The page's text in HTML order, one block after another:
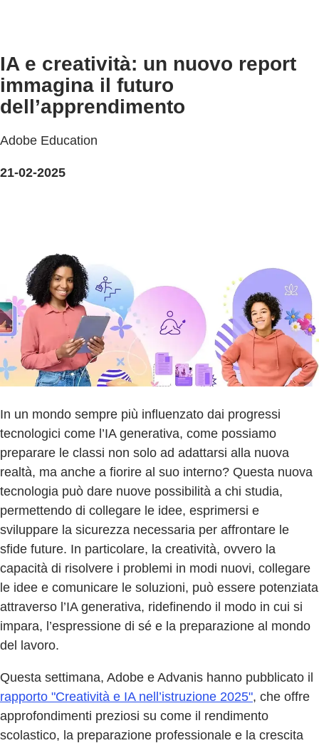
IA e creatività: un nuovo report
immagina il futuro
dell’apprendimento
Adobe Education
21-02-2025
In un mondo sempre più influenzato dai progressi
tecnologici come l’IA generativa, come possiamo
preparare le classi non solo ad adattarsi alla nuova
realtà, ma anche a fiorire al suo interno? Questa nuova
tecnologia può dare nuove possibilità a chi studia,
permettendo di collegare le idee, esprimersi e
sviluppare la sicurezza necessaria per affrontare le
sfide future. In particolare, la creatività, ovvero la
capacità di risolvere i problemi in modi nuovi, collegare
le idee e comunicare le soluzioni, può essere potenziata
attraverso l’IA generativa, ridefinendo il modo in cui si
impara, l’espressione di sé e la preparazione al mondo
del lavoro.
Questa settimana, Adobe e Advanis hanno pubblicato il
rapporto "Creatività e IA nell’istruzione 2025", che offre
approfondimenti preziosi su come il rendimento
scolastico, la preparazione professionale e la crescita